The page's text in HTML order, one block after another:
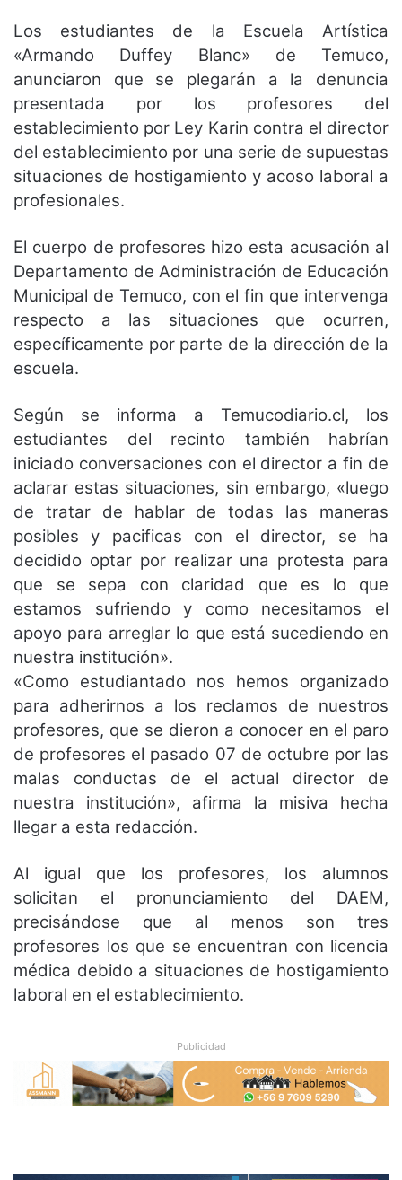
Los estudiantes de la Escuela Artística
«Armando Duffey Blanc» de Temuco,
anunciaron que se plegarán a la denuncia
presentada por los profesores del
establecimiento por Ley Karin contra el director
del establecimiento por una serie de supuestas
situaciones de hostigamiento y acoso laboral a
profesionales.
El cuerpo de profesores hizo esta acusación al
Departamento de Administración de Educación
Municipal de Temuco, con el fin que intervenga
respecto a las situaciones que ocurren,
específicamente por parte de la dirección de la
escuela.
Según se informa a Temucodiario.cl, los
estudiantes del recinto también habrían
iniciado conversaciones con el director a fin de
aclarar estas situaciones, sin embargo, «luego
de tratar de hablar de todas las maneras
posibles y pacificas con el director, se ha
decidido optar por realizar una protesta para
que se sepa con claridad que es lo que
estamos sufriendo y como necesitamos el
apoyo para arreglar lo que está sucediendo en
nuestra institución».
«Como estudiantado nos hemos organizado
para adherirnos a los reclamos de nuestros
profesores, que se dieron a conocer en el paro
de profesores el pasado 07 de octubre por las
malas conductas de el actual director de
nuestra institución», afirma la misiva hecha
llegar a esta redacción.
Al igual que los profesores, los alumnos
solicitan el pronunciamiento del DAEM,
precisándose que al menos son tres
profesores los que se encuentran con licencia
médica debido a situaciones de hostigamiento
laboral en el establecimiento.
Publicidad